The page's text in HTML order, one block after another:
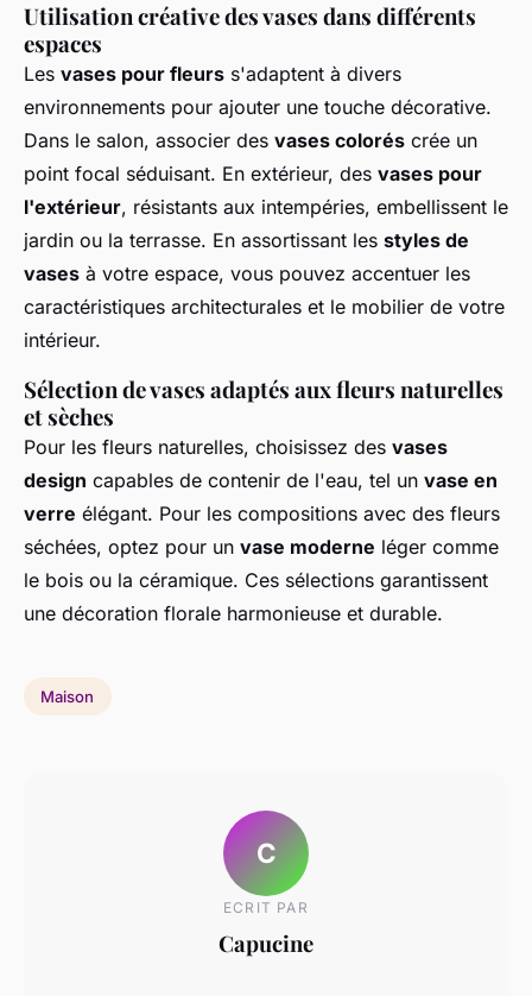
Utilisation créative des vases dans différents
espaces
Les vases pour fleurs s'adaptent à divers
environnements pour ajouter une touche décorative.
Dans le salon, associer des vases colorés crée un
point focal séduisant. En extérieur, des vases pour
l'extérieur, résistants aux intempéries, embellissent le
jardin ou la terrasse. En assortissant les styles de
vases à votre espace, vous pouvez accentuer les
caractéristiques architecturales et le mobilier de votre
intérieur.
Sélection de vases adaptés aux fleurs naturelles
et sèches
Pour les fleurs naturelles, choisissez des vases
design capables de contenir de l'eau, tel un vase en
verre élégant. Pour les compositions avec des fleurs
séchées, optez pour un vase moderne léger comme
le bois ou la céramique. Ces sélections garantissent
une décoration florale harmonieuse et durable.
Maison
C
ECRIT PAR
Capucine